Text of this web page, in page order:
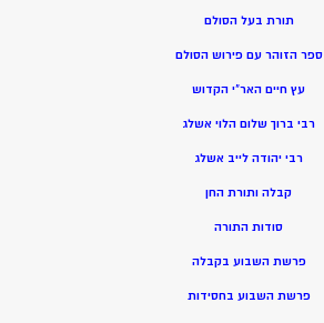
תורת בעל הסולם
ספר הזוהר עם פירוש הסולם
עץ חיים האר”י הקדוש
רבי ברוך שלום הלוי אשלג
רבי יהודה לייב אשלג
קבלה ותורת החן
סודות התורה
פרשת השבוע בקבלה
פרשת השבוע בחסידות